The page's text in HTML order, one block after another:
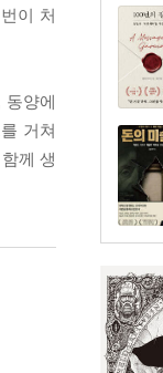
이 처
동양에
거쳐
께 생